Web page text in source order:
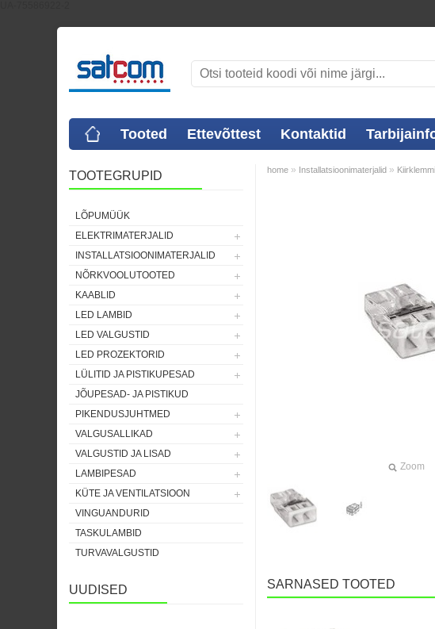
Tooted Ettevõttest Kontaktid
TOOTEGRUPID
LÕPUMÜÜK
ELEKTRIMATERJALID
INSTALLATSIOONIMATERJALID
NÕRKVOOLUTOOTED
KAABLID
LED LAMBID
LED VALGUSTID
LED PROZEKTORID
LÜLITID JA PISTIKUPESAD
JÕUPESAD- JA PISTIKUD
PIKENDUSJUHTMED
VALGUSALLIKAD
VALGUSTID JA LISAD
LAMBIPESAD
KÜTE JA VENTILATSIOON
VINGUANDURID
TASKULAMBID
TURVAVALGUSTID
UUDISED
home » Installatsioonimaterjalid »
Zoom
SARNASED TOOTED